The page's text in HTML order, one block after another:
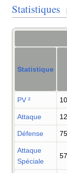
Statistiques
Statistique
PV ²
Attaque
Défense 75
Attaque
Spéciale
57